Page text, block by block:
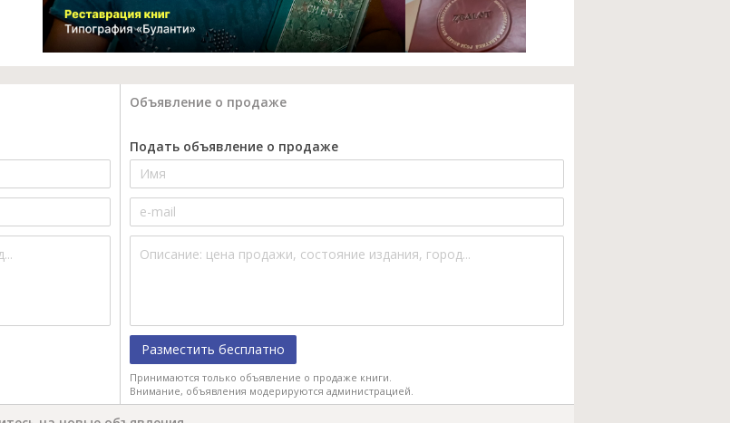
Объявление о продаже
Подать объявление о продаже
Разместить бесплатно
Принимаются только объявление о продаже книги.
Внимание, объявления модерируются администрацией.